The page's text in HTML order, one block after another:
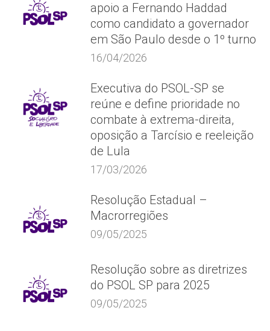
apoio a Fernando Haddad
como candidato a governador
em São Paulo desde o 1º turno
16/04/2026
Executiva do PSOL-SP se
reúne e define prioridade no
combate à extrema-direita,
oposição a Tarcísio e reeleição
de Lula
17/03/2026
Resolução Estadual –
Macrorregiões
09/05/2025
Resolução sobre as diretrizes
do PSOL SP para 2025
09/05/2025